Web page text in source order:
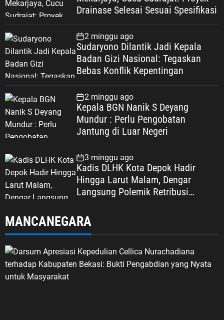
Drainase Selesai Sesuai Spesifikasi
2 minggu ago
Sudaryono Dilantik Jadi Kepala
Badan Gizi Nasional: Tegaskan
Bebas Konflik Kepentingan
2 minggu ago
Kepala BGN Nanik S Deyang
Mundur : Perlu Pengobatan
Jantung di Luar Negeri
3 minggu ago
Kadis DLHK Kota Depok Hadir
Hingga Larut Malam, Dengar
Langsung Polemik Retribusi
MANCANEGARA